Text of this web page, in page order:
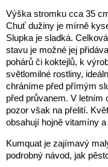
Výška stromku cca 35
Chuť dužiny je mírně
Slupka je sladká.
stavu je možné jej
pohárů či koktejlů, k
světlomilné rostliny,
chráníme před přímým
před průvanem. V letním
pozor však na přelití.
obsahují hojně vitamíny
Kumquat je zajímavý
podrobný návod, jak